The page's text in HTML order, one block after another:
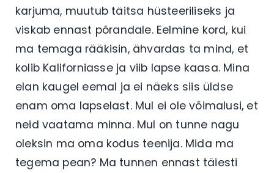
karjuma, muutub täitsa hüsteeriliseks ja
viskab ennast põrandale. Eelmine kord, kui
ma temaga rääkisin, ähvardas ta mind, et
kolib Kaliforniasse ja viib lapse kaasa. Mina
elan kaugel eemal ja ei näeks siis üldse
enam oma lapselast. Mul ei ole võimalusi, et
neid vaatama minna. Mul on tunne nagu
oleksin ma oma kodus teenija. Mida ma
tegema pean? Ma tunnen ennast täiesti